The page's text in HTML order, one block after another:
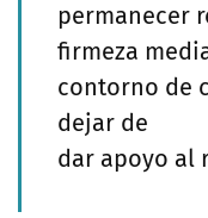
permanecer
firmeza
contorno de
dejar de
dar apoyo al